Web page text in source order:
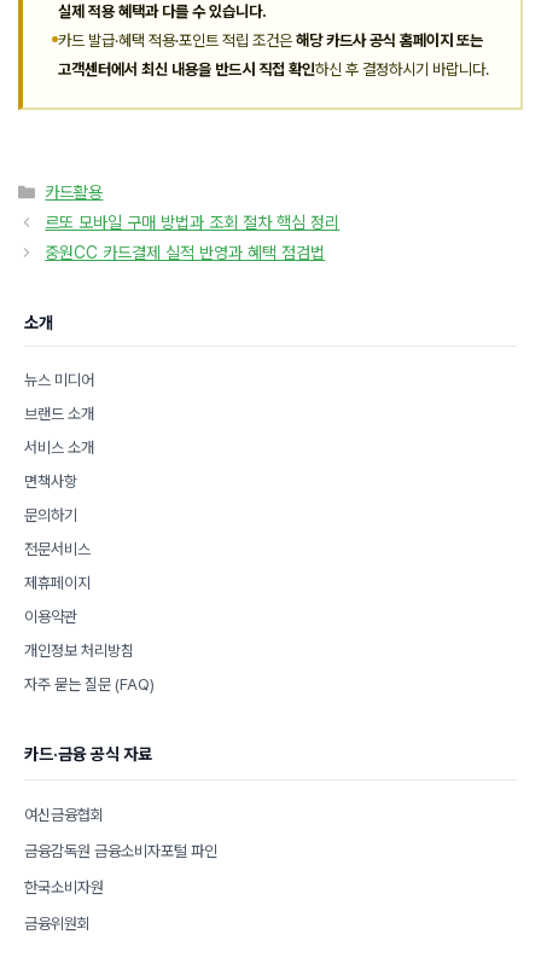
실제 적용 혜택과 다를 수 있습니다.
카드 발급·혜택 적용·포인트 적립 조건은 해당 카드사 공식 홈페이지 또는
고객센터에서 최신 내용을 반드시 직접 확인하신 후 결정하시기 바랍니다.
카
테
리
카드활용
르또 모바일 구매 방법과 조회 절차 핵심 정리
중원CC 카드결제 실적 반영과 혜택 점검법
소개
뉴스 미디어
브랜드 소개
서비스 소개
면책사항
문의하기
전문서비스
제휴페이지
이용약관
개인정보 처리방침
자주 묻는 질문 (FAQ)
카드·금융 공식 자료
여신금융협회
금융감독원 금융소비자포털 파인
한국소비자원
금융위원회